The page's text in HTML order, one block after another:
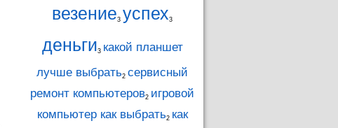
везение3 успех3
деньги3 какой планшет
лучше выбрать2 сервисный
ремонт компьютеров2 игровой
компьютер как выбрать2 как